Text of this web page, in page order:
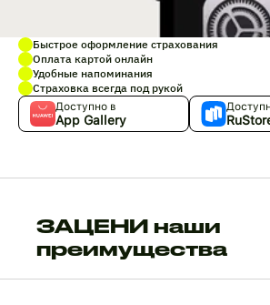
Быстрое оформление страхования
Оплата картой онлайн
Удобные напоминания
Страховка всегда под рукой
Доступно в
App Gallery
ЗАЦЕНИ наши
преимущества